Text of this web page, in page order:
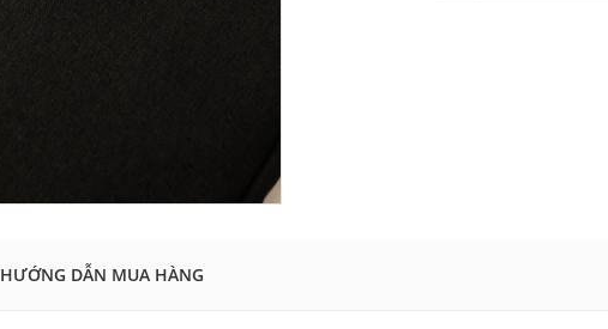
HƯỚNG DẪN MUA HÀNG